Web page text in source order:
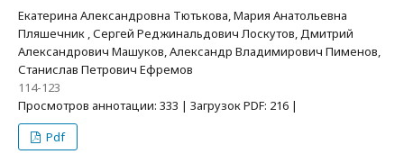
Екатерина Александровна Тютькова, Мария Анатольевна
Пляшечник , Сергей Реджинальдович Лоскутов, Дмитрий
Александрович Машуков, Александр Владимирович Пименов,
Станислав Петрович Ефремов
114-123
Просмотров аннотации: 333 | Загрузок PDF: 216 |
Pdf